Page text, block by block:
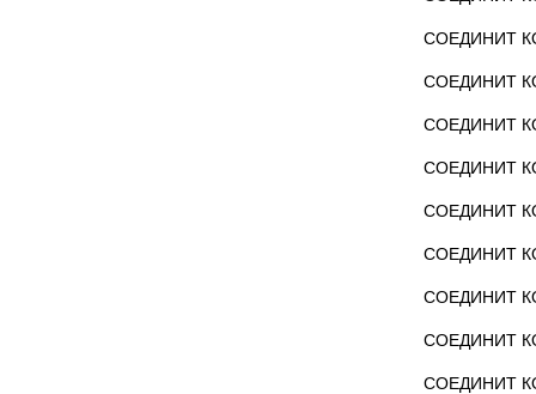
СОЕДИНИТ
СОЕДИНИТ
СОЕДИНИТ
СОЕДИНИТ
СОЕДИНИТ
СОЕДИНИТ
СОЕДИНИТ
СОЕДИНИТ
СОЕДИНИТ